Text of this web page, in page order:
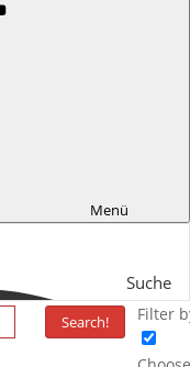
Menü
Suche
Search! Filter